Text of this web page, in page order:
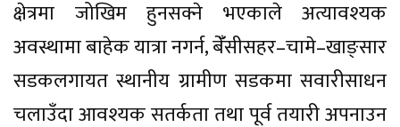
क्षेत्रमा जोखिम हुनसक्ने भएकाले अत्यावश्यक
अवस्थामा बाहेक यात्रा नगर्न, बेंँसीसहर–चामे–खाङ्सार
सडकलगायत स्थानीय ग्रामीण सडकमा सवारीसाधन
चलाउँदा आवश्यक सतर्कता तथा पूर्व तयारी अपनाउन